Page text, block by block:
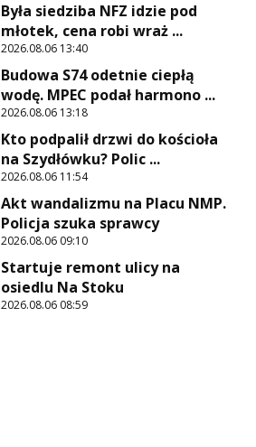
Była siedziba NFZ idzie pod
młotek, cena robi wraż ...
2026.08.06 13:40
Budowa S74 odetnie ciepłą
wodę. MPEC podał harmono ...
2026.08.06 13:18
Kto podpalił drzwi do kościoła
na Szydłówku? Polic ...
2026.08.06 11:54
Akt wandalizmu na Placu NMP.
Policja szuka sprawcy
2026.08.06 09:10
Startuje remont ulicy na
osiedlu Na Stoku
2026.08.06 08:59